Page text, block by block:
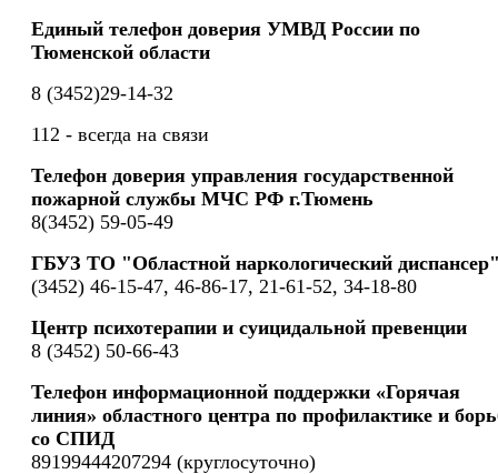
Единый телефон доверия УМВД России по
Тюменской области
8 (3452)29-14-32
112 - всегда на связи
Телефон доверия управления государственной
пожарной службы МЧС РФ г.Тюмень
8(3452) 59-05-49
ГБУЗ ТО "Областной наркологический
(3452) 46-15-47, 46-86-17, 21-61-52, 34-18-80
Центр психотерапии и суицидальной превенции
8 (3452) 50-66-43
Телефон информационной поддержки «Горячая
линия» областного центра по профилактике и
со СПИД
89199444207294 (круглосуточно)